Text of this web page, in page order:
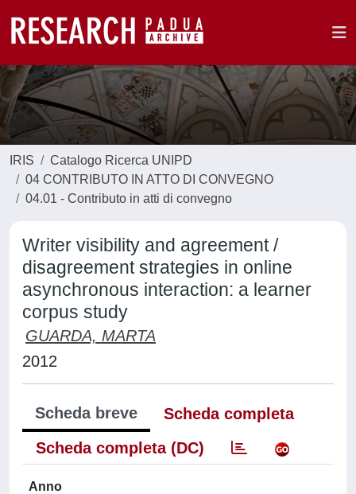
IRIS
Catalogo Ricerca UNIPD
04 CONTRIBUTO IN ATTO DI CONVEGNO
04.01 - Contributo in atti di convegno
Writer visibility and agreement /
disagreement strategies in online
asynchronous interaction: a learner
corpus study
GUARDA, MARTA
2012
Scheda breve
Scheda completa
Scheda completa (DC)
Anno